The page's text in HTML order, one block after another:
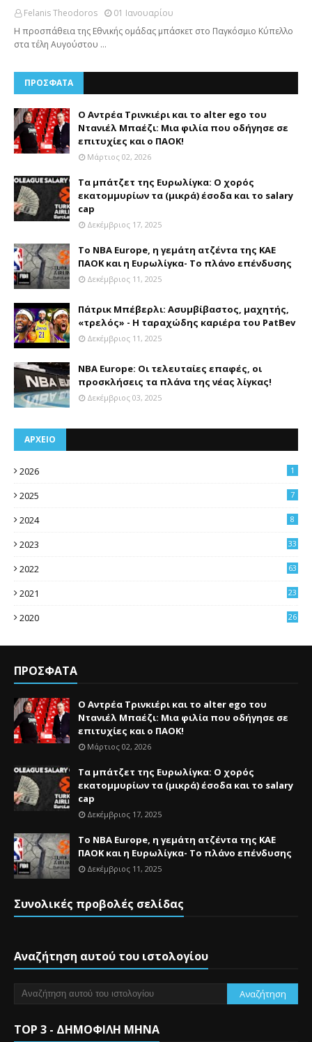
Felanis Theodoros
01 Ιανουαρίου
Η προσπάθεια της Εθνικής ομάδας μπάσκετ στο Παγκόσμιο Κύπελλο
στα τέλη Αυγούστου …
ΠΡΟΣΦΑΤΑ
Ο Αντρέα Τρινκιέρι και το alter ego του
Ντανιέλ Μπαέζι: Μια φιλία που οδήγησε σε
επιτυχίες και ο ΠΑΟΚ!
Μάρτιος 02, 2026
Τα μπάτζετ της Ευρωλίγκα: Ο χορός
εκατομμυρίων τα (μικρά) έσοδα και το salary
cap
Δεκέμβριος 17, 2025
Το NBA Europe, η γεμάτη ατζέντα της ΚΑΕ
ΠΑΟΚ και η Ευρωλίγκα- Το πλάνο επένδυσης
Δεκέμβριος 11, 2025
Πάτρικ Μπέβερλι: Ασυμβίβαστος, μαχητής,
«τρελός» - Η ταραχώδης καριέρα του PatBev
Δεκέμβριος 11, 2025
NBA Europe: Οι τελευταίες επαφές, οι
προσκλήσεις τα πλάνα της νέας λίγκας!
Δεκέμβριος 03, 2025
ΑΡΧΕΙΟ
2026 1
2025 7
2024 8
2023 33
2022 63
2021
23
2020
26
ΠΡΟΣΦΑΤΑ
Ο Αντρέα Τρινκιέρι και το alter ego του
Ντανιέλ Μπαέζι: Μια φιλία που οδήγησε σε
επιτυχίες και ο ΠΑΟΚ!
Μάρτιος 02, 2026
Τα μπάτζετ της Ευρωλίγκα: Ο χορός
εκατομμυρίων τα (μικρά) έσοδα και το salary
cap
Δεκέμβριος 17, 2025
Το NBA Europe, η γεμάτη ατζέντα της ΚΑΕ
ΠΑΟΚ και η Ευρωλίγκα- Το πλάνο επένδυσης
Δεκέμβριος 11, 2025
Συνολικές προβολές σελίδας
Αναζήτηση αυτού του ιστολογίου
TOP 3 - ΔΗΜΟΦΙΛΗ ΜΗΝΑ